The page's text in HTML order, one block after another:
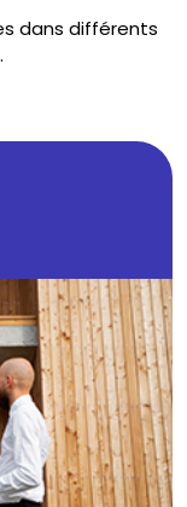
dans différents